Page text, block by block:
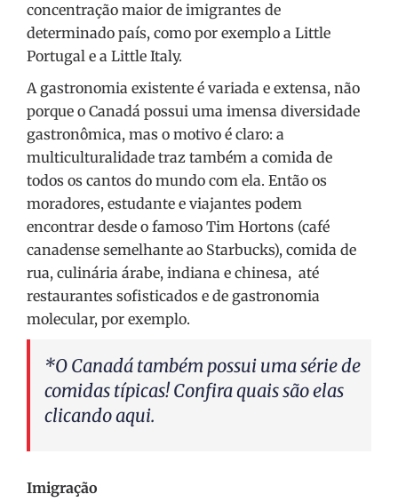
concentração maior de imigrantes de
determinado país, como por exemplo a Little
Portugal e a Little Italy.
A gastronomia existente é variada e extensa, não
porque o Canadá possui uma imensa diversidade
gastronômica, mas o motivo é claro: a
multiculturalidade traz também a comida de
todos os cantos do mundo com ela. Então os
moradores, estudante e viajantes podem
encontrar desde o famoso Tim Hortons (café
canadense semelhante ao Starbucks), comida de
rua, culinária árabe, indiana e chinesa, até
restaurantes sofisticados e de gastronomia
molecular, por exemplo.
*O Canadá também possui uma série de
comidas típicas! Confira quais são elas
clicandoaqui.
Imigração